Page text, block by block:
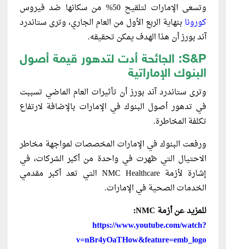
وتسعى الإمارات لتلقيح 50% من سكانها ضد فيروس
كورونا بنهاية الربع الأول من العام الجاري، وترى ستاندرد
آند بورز أن هذا الهدف يمكن تحقيقه.
S&P: الجائحة أدت لتدهور قيمة أصول
البنوك الإماراتية
وترى ستاندرد آند بورز أن تأثيرات العام الماضي تسببت
في تدهور أصول البنوك في الإمارات بالإضافة لارتفاع
تكلفة المخاطرة.
ورفعت البنوك في الإمارات المخصصات لمواجهة مخاطر
الاحتيال التي ظهرت في واحدة من أكبر الشركات، في
إشارة لأزمة NMC Healthcare التي تعد أكبر مقدمي
الخدمات الصحية في الإمارات.
للمزيد عن أزمة NMC:
https://www.youtube.com/watch?
v=nBr4yOaTHow&feature=emb_logo